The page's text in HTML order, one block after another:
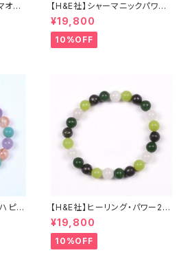
オイ
【H&E社】シャーマニックパワー2
021エナジーブレスレット
¥19,800
10%OFF
ピネ
【H&E社】ヒーリング・パワー20
21エナジーブレスレット
¥19,800
10%OFF